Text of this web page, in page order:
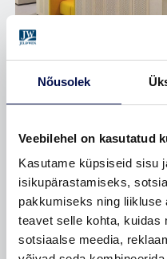
Nõusolek
Veebilehel on kasutatud
Kasutame küpsiseid sisu
isikupärastamiseks,
pakkumiseks ning
teavet selle kohta, kuidas
sotsiaalse meedia,
Tallinnas asuv Ülemiste
aastal valminud